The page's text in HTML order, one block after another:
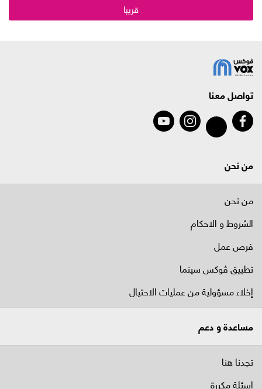
قريبا
تواصل معنا
من نحن
من نحن
الشروط و الاحكام
فرص عمل
تطبيق ڤوكس سينما
إخلاء مسؤولية من عمليات الاحتيال
مساعدة و دعم
تجدنا هنا
اسئلة مكررة